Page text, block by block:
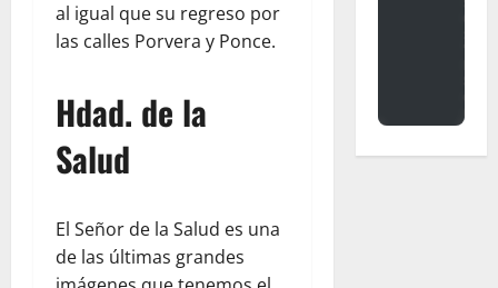
al igual que su regreso por
las calles Porvera y Ponce.
Hdad. de la
Salud
El Señor de la Salud es una
de las últimas grandes